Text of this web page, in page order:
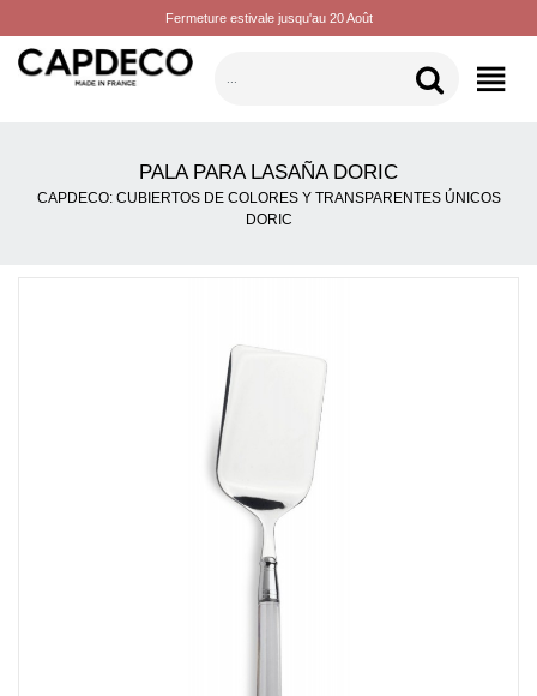
Fermeture estivale jusqu'au 20 Août
CATEGORÍAS
PALA PARA LASAÑA DORIC
CAPDECO: CUBIERTOS DE COLORES Y TRANSPARENTES ÚNICOS
DORIC